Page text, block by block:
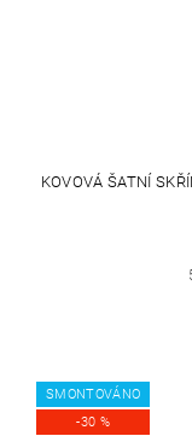
KOVOVÁ ŠATNÍ
SMONTOVÁNO
-30 %